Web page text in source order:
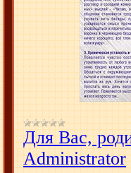
Для Вас,
Administrator